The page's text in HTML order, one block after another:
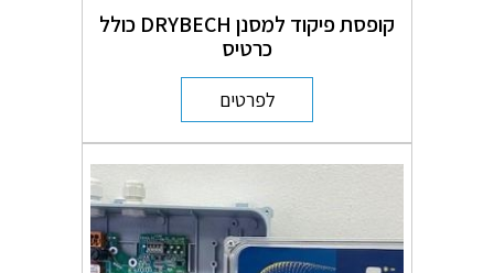
קופסת פיקוד למסנן DRYBECH כולל
כרטיס
לפרטים